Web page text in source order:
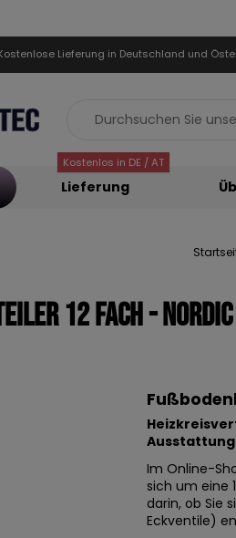
Lieferung in Deutschland und
Kostenlos in DE / AT
Lieferung
12 Fach - NORDIC
Im Online-
sich um eine
darin, ob Sie
Eckventile)